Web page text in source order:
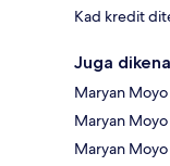
Kad kredit
Juga
Maryan
Maryan
Maryan